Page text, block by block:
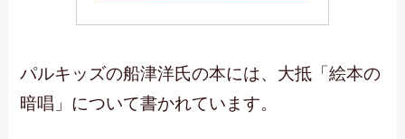
パルキッズの船津洋氏の本には、大抵「絵本の
暗唱」について書かれています。